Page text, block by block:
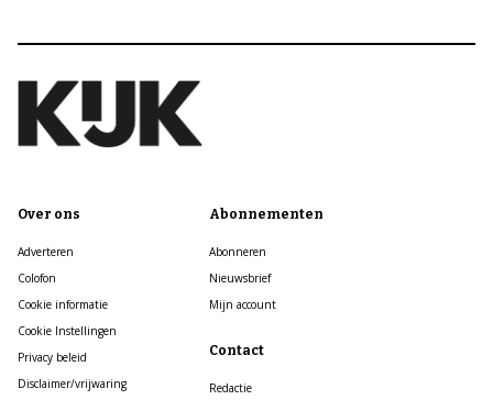
Over ons
Adverteren
Colofon
Cookie informatie
Cookie Instellingen
Privacy beleid
Disclaimer/vrijwaring
Abonnementen
Abonneren
Nieuwsbrief
Mijn account
Contact
Redactie